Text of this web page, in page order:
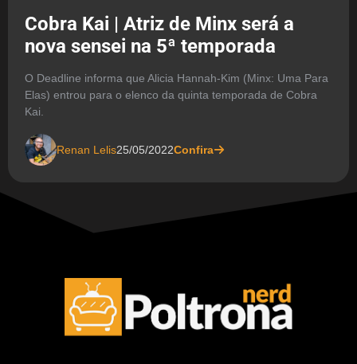
Cobra Kai | Atriz de Minx será a
nova sensei na 5ª temporada
O Deadline informa que Alicia Hannah-Kim (Minx: Uma Para
Elas) entrou para o elenco da quinta temporada de Cobra
Kai.
Renan Lelis25/05/2022Confira